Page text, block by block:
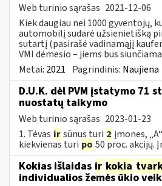
Web turinio sąrašas 2021-12-06
Kiek daugiau nei 1000 gyventojų,
automobilį sudarė užsienietišką
sutartį (pasirašė vadinamąjį
VMI dėmesio – jiems bus
Metai: 2021 Pagrindinis: Naujiena
D.U.K. dėl PVM įstatymo 71
nuostatų taikymo
Web turinio sąrašas 2023-01-23
1. Tėvas irsūnus turi 2 įmones, „A“
kiekvienas turi po 50 proc. akcijų.
Kokias išlaidas ir kokia
individualios žemės ūkio